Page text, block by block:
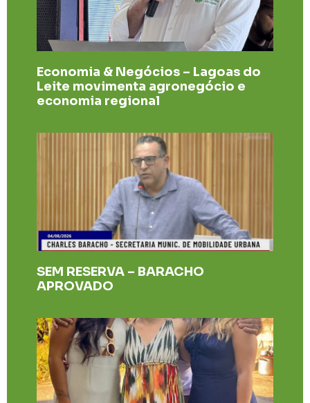
Economia & Negócios – Lagoas do
Leite movimenta agronegócio e
economia regional
SEM RESERVA – BARACHO
APROVADO